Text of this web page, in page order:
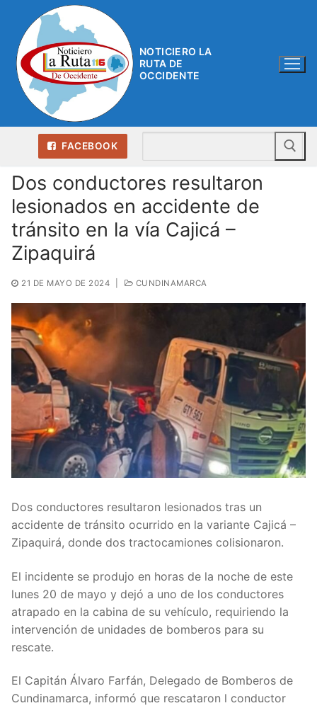
contenido
NOTICIERO LA
RUTA DE
OCCIDENTE
FACEBOOK
Dos conductores resultaron
lesionados en accidente de
tránsito en la vía Cajicá –
Zipaquirá
21 DE MAYO DE 2024 CUNDINAMARCA
Dos conductores resultaron lesionados tras un
accidente de tránsito ocurrido en la variante Cajicá –
Zipaquirá, donde dos tractocamiones colisionaron.
El incidente se produjo en horas de la noche de este
lunes 20 de mayo y dejó a uno de los conductores
atrapado en la cabina de su vehículo, requiriendo la
intervención de unidades de bomberos para su
rescate.
El Capitán Álvaro Farfán, Delegado de Bomberos de
Cundinamarca, informó que rescataron l conductor